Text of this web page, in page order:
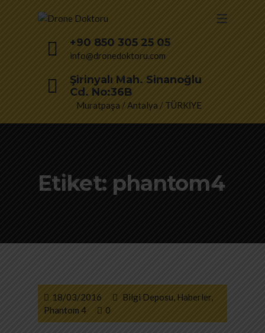
+90 850 305 25 05
info@dronedoktoru.com
Şirinyalı Mah. Sinanoğlu
Cd. No:36B
Muratpaşa / Antalya / TÜRKİYE
Etiket: phantom4
18/03/2016 Bilgi Deposu, Haberler,
Phantom 4
0